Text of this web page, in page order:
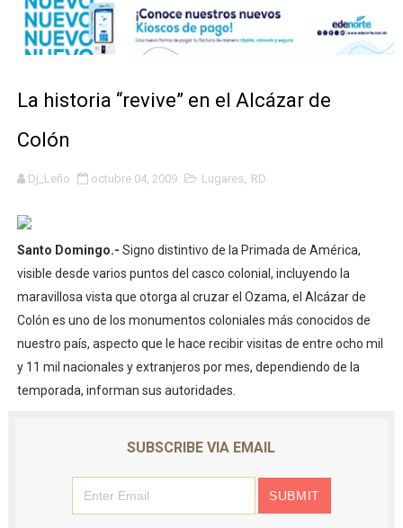
Operativo en Barahona: desmantelan fábrica de
Autoridades indagan muerte de mujer en La Zurza,
Accidente en Verón deja un motorista fallecido y otra
Discusión familiar termina en muerte de un joven en
La historia “revive” en el Alcázar de
Colón
Dj_Leño octubre 04, 2009 Lugares, RD
Santo Domingo.- Signo distintivo de la Primada de América,
visible desde varios puntos del casco colonial, incluyendo la
maravillosa vista que otorga al cruzar el Ozama, el Alcázar de
Colón es uno de los monumentos coloniales más conocidos de
nuestro país, aspecto que le hace recibir visitas de entre ocho mil
y 11 mil nacionales y extranjeros por mes, dependiendo de la
temporada, informan sus autoridades.
SUBSCRIBE VIA EMAIL